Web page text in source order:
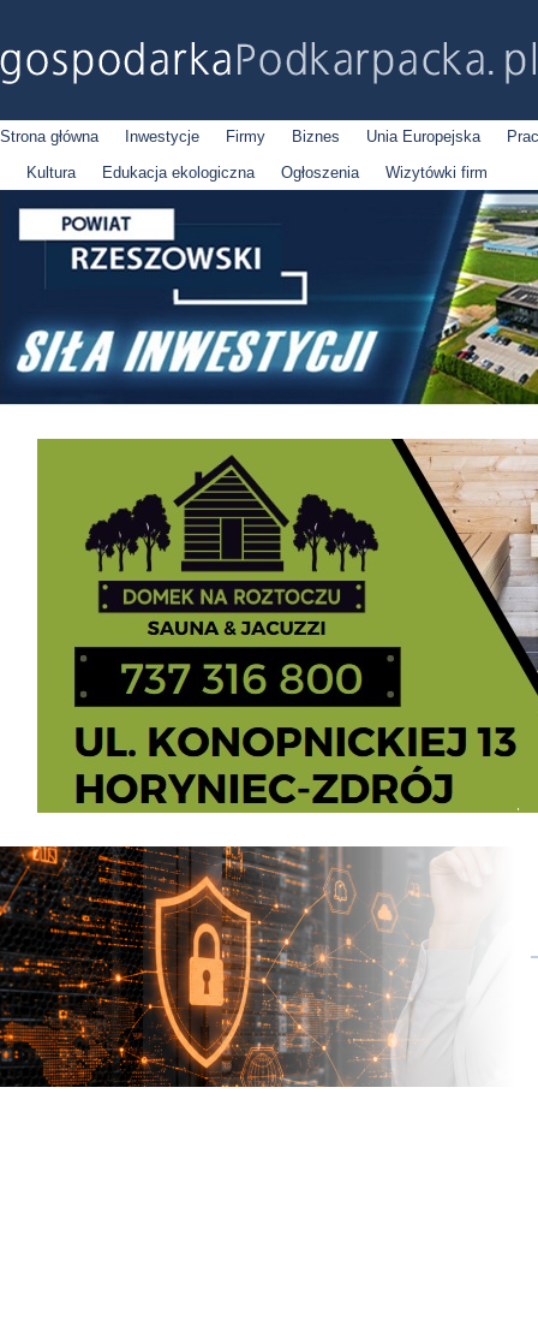
Strona główna Inwestycje Firmy Biznes Unia Europejska
Kultura
Edukacja ekologiczna Ogłoszenia Wizytówki firm